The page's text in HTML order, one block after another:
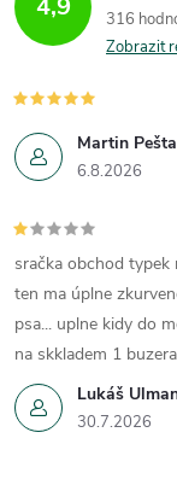
316
Zobrazit
Martin Pešta
6.8.2026
Lukáš
30.7.2026
sračka obchod
ten ma úplne
psa... uplne kidy do
na skkladem 1